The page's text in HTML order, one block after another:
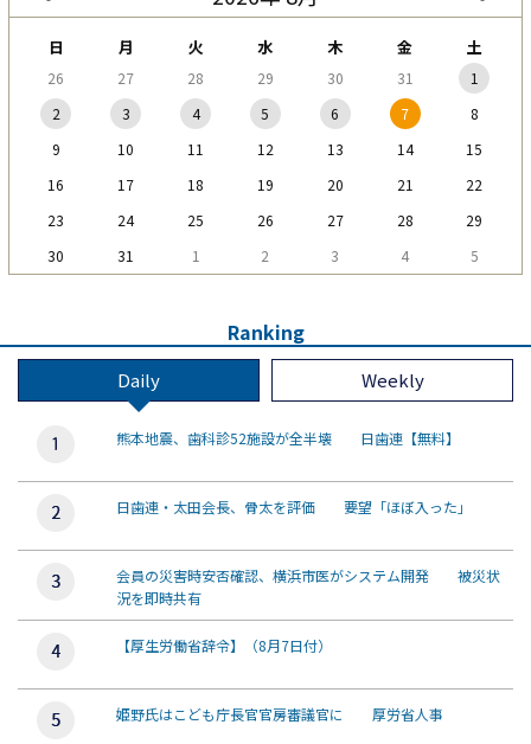
日 月 火 水 木 金 土
26 27 28 29 30 31
1
2
3 4 5 6 7
8
9
10 11 12 13 14
15
16
17 18 19 20 21
22
23
24 25 26 27 28
29
30
31 1 2 3 4 5
Ranking
Daily Weekly
熊本地震、歯科診52施設が全半壊 日歯連【無料】
日歯連・太田会長、骨太を評価 要望「ほぼ入った」
会員の災害時安否確認、横浜市医がシステム開発 被災状
況を即時共有
【厚生労働省辞令】（8月7日付）
姫野氏はこども庁長官官房審議官に 厚労省人事